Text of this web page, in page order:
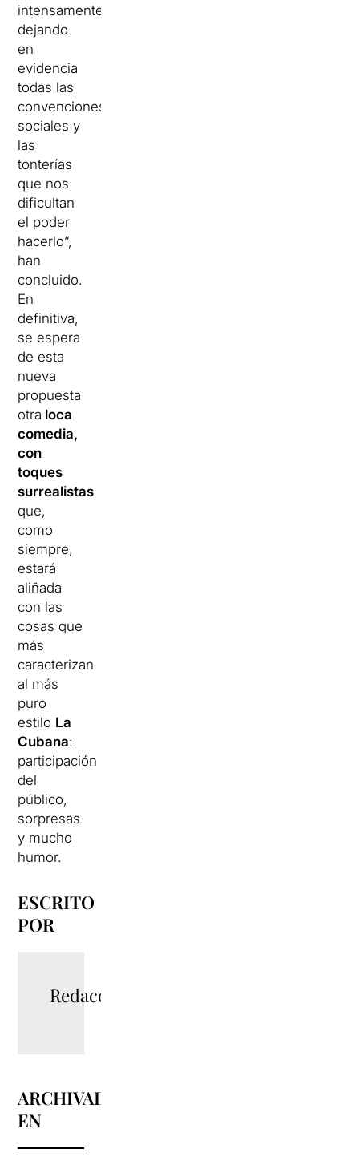
intensamente,
dejando
en
evidencia
todas las
convenciones
sociales y
las
tonterías
que nos
dificultan
el poder
hacerlo”,
han
concluido.
En
definitiva,
se espera
de esta
nueva
propuesta
otra loca
comedia,
con
toques
surrealistas
que,
como
siempre,
estará
aliñada
con las
cosas que
más
caracterizan
al más
puro
estilo La
Cubana:
participación
del
público,
sorpresas
y mucho
humor.
ESCRITO
POR
Redacció
ARCHIVADO
EN